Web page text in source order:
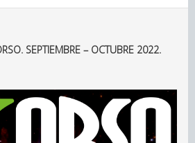
SEPTIEMBRE – OCTUBRE 2022.